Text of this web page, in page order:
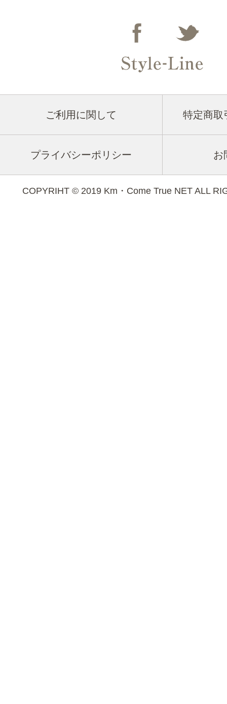
ご利用に関して 特定商取
プライバシーポリシー お
COPYRIHT © 2019 Km・Come True NET ALL